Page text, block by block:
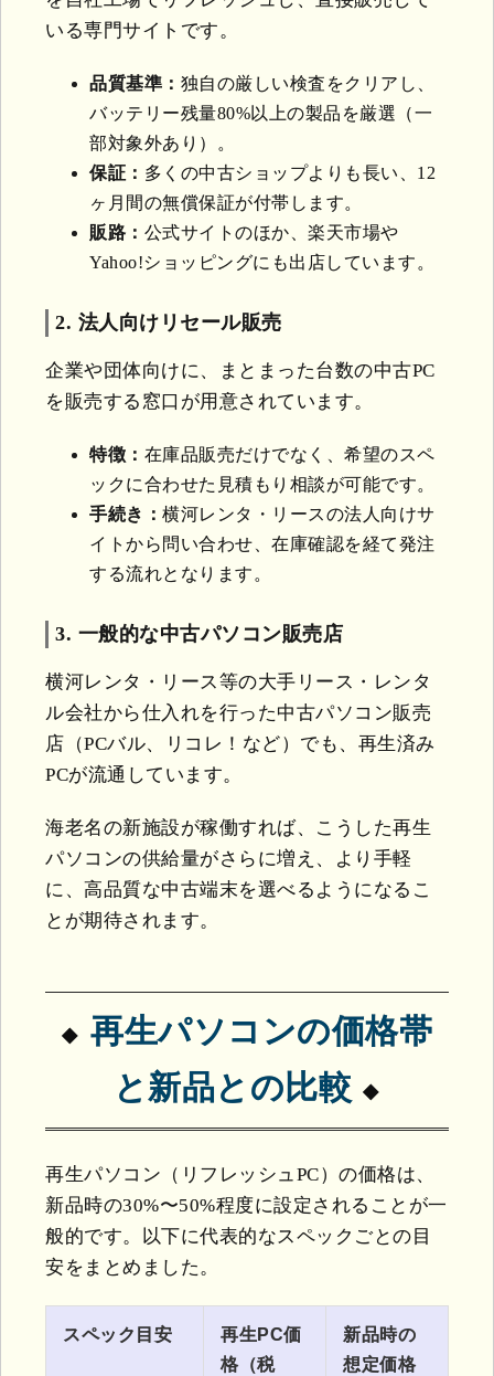
いる専門サイトです。
品質基準： 独自の厳しい検査をクリアし、
バッテリー残量80%以上の製品を厳選（一
部対象外あり）。
保証： 多くの中古ショップよりも長い、12
ヶ月間の無償保証が付帯します。
販路： 公式サイトのほか、楽天市場や
Yahoo!ショッピングにも出店しています。
2. 法人向けリセール販売
企業や団体向けに、まとまった台数の中古PC
を販売する窓口が用意されています。
特徴： 在庫品販売だけでなく、希望のスペ
ックに合わせた見積もり相談が可能です。
手続き： 横河レンタ・リースの法人向けサ
イトから問い合わせ、在庫確認を経て発注
する流れとなります。
3. 一般的な中古パソコン販売店
横河レンタ・リース等の大手リース・レンタ
ル会社から仕入れを行った中古パソコン販売
店（PCバル、リコレ！など）でも、再生済み
PCが流通しています。
海老名の新施設が稼働すれば、こうした再生
パソコンの供給量がさらに増え、より手軽
に、高品質な中古端末を選べるようになるこ
とが期待されます。
再生パソコンの価格帯
と新品との比較
再生パソコン（リフレッシュPC）の価格は、
新品時の30%〜50%程度に設定されることが一
般的です。以下に代表的なスペックごとの目
安をまとめました。
スペック目安
再生PC価
格（税
新品時の
想定価格